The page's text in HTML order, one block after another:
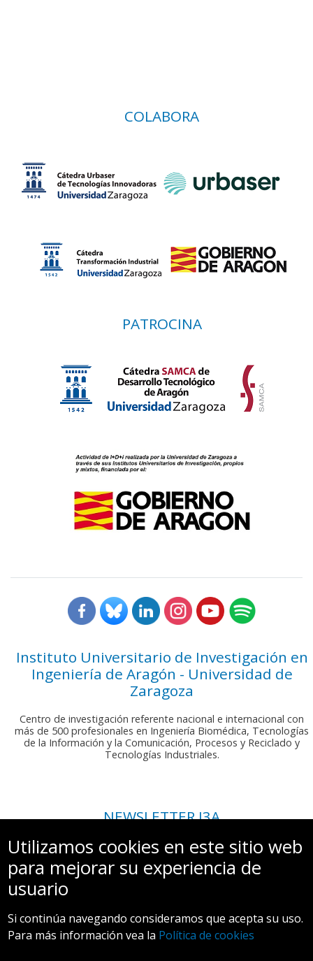
COLABORA
PATROCINA
Instituto Universitario de Investigación en
Ingeniería de Aragón - Universidad de
Zaragoza
Centro de investigación referente nacional e internacional con
más de 500 profesionales en Ingeniería Biomédica, Tecnologías
de la Información y la Comunicación, Procesos y Reciclado y
Tecnologías Industriales.
NEWSLETTER I3A
Si deseas recibir nuestro boletín mensual, envíanos un correo a:
comunicacion.i3a@unizar.es
Utilizamos cookies en este sitio web
para mejorar su experiencia de
usuario
Si continúa navegando consideramos que acepta su uso.
Para más información vea la Política de cookies